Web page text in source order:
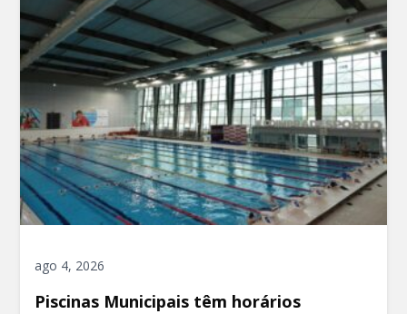
ago 4, 2026
Piscinas Municipais têm horários